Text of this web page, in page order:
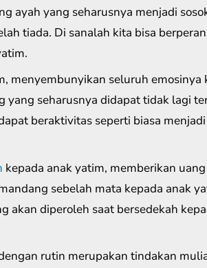
ayah yang seharusnya menjadi
tiada. Di sanalah kita bisa
menyembunyikan seluruh emosinya
yang seharusnya didapat tidak lagi
beraktivitas seperti biasa menjadi
kepada anak yatim, memberikan
sebelah mata kepada anak
akan diperoleh saat bersedekah
rutin merupakan tindakan